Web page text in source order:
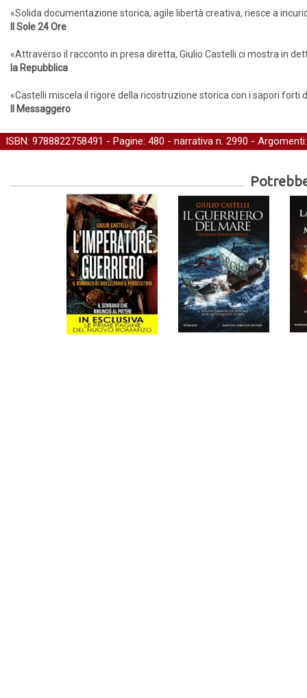
«Solida documentazione storica, agile libertà creativa, riesce a
Il Sole 24 Ore
«Attraverso il racconto in presa diretta, Giulio Castelli ci mostra in
la Repubblica
«Castelli miscela il rigore della ricostruzione storica con i sapori forti
Il Messaggero
ISBN: 9788822758491 - Pagine: 480 - narrativa n. 2990 -